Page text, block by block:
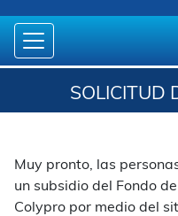
SOLICITUD
Muy pronto, las
un subsidio del Fondo
Colypro por medio del